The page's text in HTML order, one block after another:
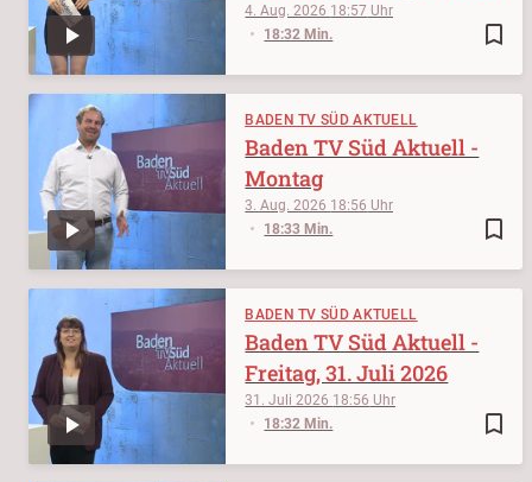
bookmark_border
4. Aug. 2026 18:57
18:32 Min.
BADEN TV SÜD AKTUELL
bookmark_border
3. Aug. 2026 18:56
18:33 Min.
Baden TV Süd Aktuell -
Montag
BADEN TV SÜD AKTUELL
bookmark_border
31. Juli 2026 18:56
18:32 Min.
Baden TV Süd Aktuell -
Freitag, 31. Juli 2026